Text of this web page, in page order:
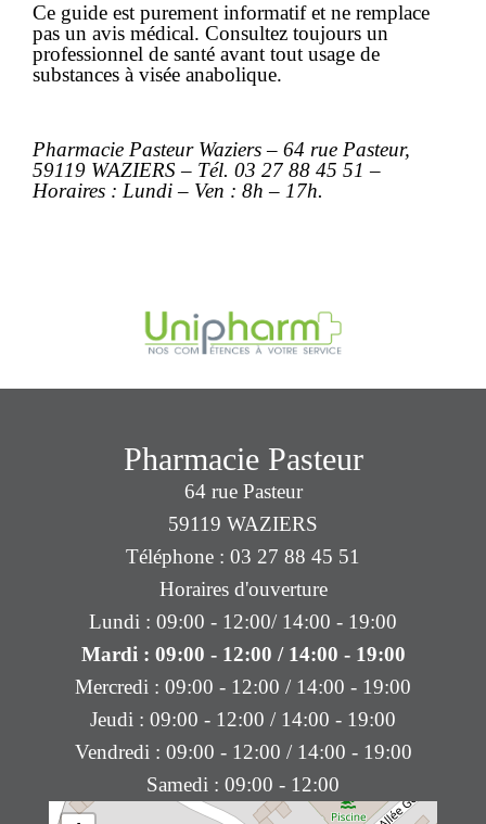
Ce guide est purement informatif et ne remplace
pas un avis médical. Consultez toujours un
professionnel de santé avant tout usage de
substances à visée anabolique.
Pharmacie Pasteur Waziers – 64 rue Pasteur,
59119 WAZIERS – Tél. 03 27 88 45 51 –
Horaires : Lundi – Ven : 8h – 17h.
Pharmacie Pasteur
64 rue Pasteur
59119 WAZIERS
Téléphone : 03 27 88 45 51
Horaires d'ouverture
Lundi : 09:00 - 12:00/ 14:00 - 19:00
Mardi : 09:00 - 12:00 / 14:00 - 19:00
Mercredi : 09:00 - 12:00 / 14:00 - 19:00
Jeudi : 09:00 - 12:00 / 14:00 - 19:00
Vendredi : 09:00 - 12:00 / 14:00 - 19:00
Samedi : 09:00 - 12:00